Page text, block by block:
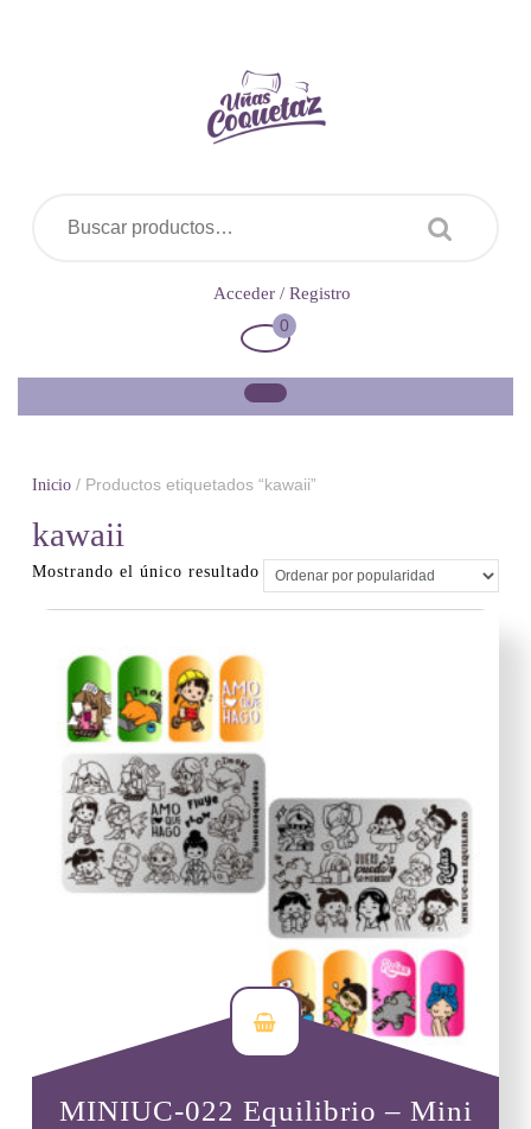
Acceder / Registro
Carrito
0
Inicio / Productos etiquetados “kawaii”
kawaii
Mostrando el único resultado
MINIUC-022 Equilibrio – Mini